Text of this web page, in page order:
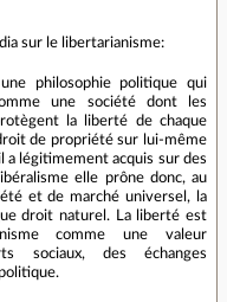
sur le libertarianisme:
philosophie politique qui
une société dont les
la liberté de chaque
de propriété sur lui-même
a légitimement acquis sur des
elle prône donc, au
et de marché universel, la
droit naturel. La liberté est
comme une valeur
sociaux, des échanges